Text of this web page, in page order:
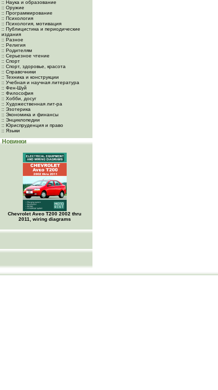
:: Наука и образование
:: Оружие
:: Программирование
:: Психология
:: Психология, мотивация
:: Публицистика и периодические
издания
:: Разное
:: Религия
:: Родителям
:: Серьезное чтение
:: Спорт
:: Спорт, здоровье, красота
:: Справочники
:: Техника и конструкции
:: Учебная и научная литература
:: Фен-Шуй
:: Философия
:: Хобби, досуг
:: Художественная лит-ра
:: Эзотерика
:: Экономика и финансы
:: Энциклопедии
:: Юриспруденция и право
:: Языки
Новинки
Chevrolet Aveo Т200 2002 thru
2011, wiring diagrams